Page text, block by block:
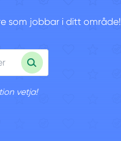
som jobbar i ditt område!
vetja!